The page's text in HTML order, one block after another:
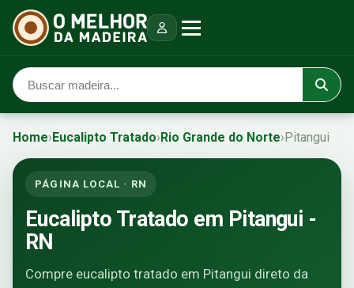
Home›Eucalipto Tratado›Rio Grande do Norte›Pitangui
PÁGINA LOCAL · RN
Eucalipto Tratado em Pitangui -
RN
Compre eucalipto tratado em Pitangui direto da